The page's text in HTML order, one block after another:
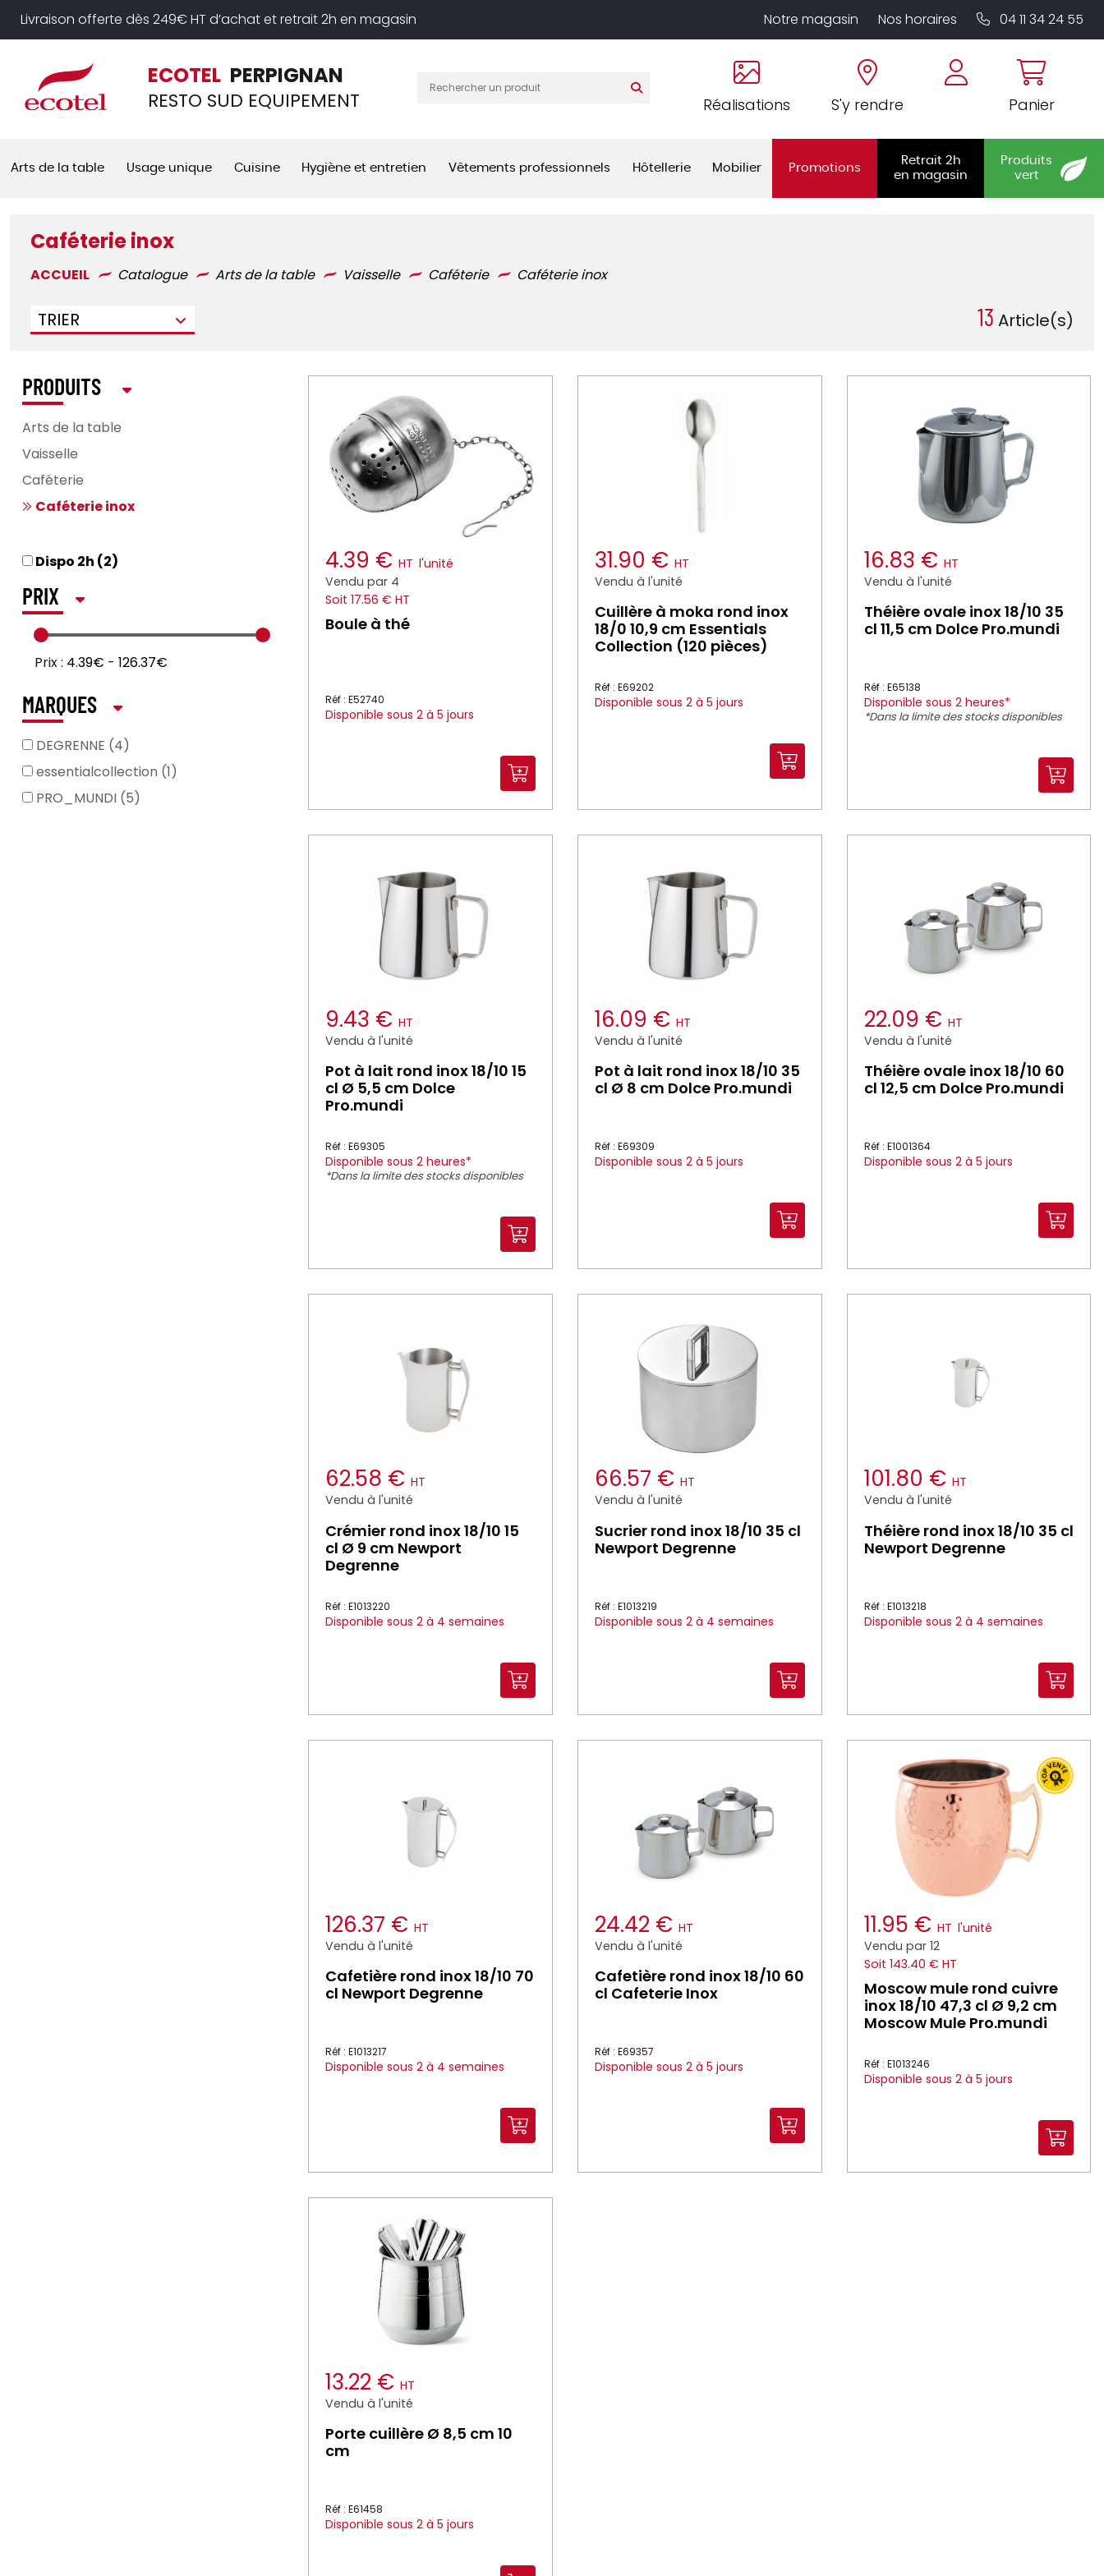
Livraison offerte dès 249€ HT d’achat et retrait 2h en magasin Notre magasin Nos horaires 04 11 34 24 55
ECOTEL PERPIGNAN
RESTO SUD EQUIPEMENT Réalisations S'y rendre Panier
Arts de la table Usage unique Cuisine Hygiène et entretien Vêtements professionnels Hôtellerie Mobilier Promotions
Retrait 2h
en magasin
Produits
vert
Caféterie inox
ACCUEIL Catalogue Arts de la table Vaisselle Caféterie Caféterie inox
TRIER 13 Article(s)
4.39 € HT l'unité
Vendu par 4
Soit 17.56 € HT
Boule à thé
Réf : E52740
Disponible sous 2 à 5 jours
31.90 € HT
Vendu à l'unité
Cuillère à moka rond inox
18/0 10,9 cm Essentials
Collection (120 pièces)
Réf : E69202
Disponible sous 2 à 5 jours
16.83 € HT
Vendu à l'unité
Théière ovale inox 18/10 35
cl 11,5 cm Dolce Pro.mundi
Réf : E65138
Disponible sous 2 heures*
*Dans la limite des stocks disponibles
9.43 € HT
Vendu à l'unité
Pot à lait rond inox 18/10 15
cl Ø 5,5 cm Dolce
Pro.mundi
Réf : E69305
Disponible sous 2 heures*
*Dans la limite des stocks disponibles
16.09 € HT
Vendu à l'unité
Pot à lait rond inox 18/10 35
cl Ø 8 cm Dolce Pro.mundi
Réf : E69309
Disponible sous 2 à 5 jours
22.09 € HT
Vendu à l'unité
Théière ovale inox 18/10 60
cl 12,5 cm Dolce Pro.mundi
Réf : E1001364
Disponible sous 2 à 5 jours
62.58 € HT
Vendu à l'unité
Crémier rond inox 18/10 15
cl Ø 9 cm Newport
Degrenne
Réf : E1013220
Disponible sous 2 à 4 semaines
66.57 € HT
Vendu à l'unité
Sucrier rond inox 18/10 35 cl
Newport Degrenne
Réf : E1013219
Disponible sous 2 à 4 semaines
101.80 € HT
Vendu à l'unité
Théière rond inox 18/10 35 cl
Newport Degrenne
Réf : E1013218
Disponible sous 2 à 4 semaines
126.37 € HT
Vendu à l'unité
Cafetière rond inox 18/10 70
cl Newport Degrenne
Réf : E1013217
Disponible sous 2 à 4 semaines
24.42 € HT
Vendu à l'unité
Cafetière rond inox 18/10 60
cl Cafeterie Inox
Réf : E69357
Disponible sous 2 à 5 jours
11.95 € HT l'unité
Vendu par 12
Soit 143.40 € HT
Moscow mule rond cuivre
inox 18/10 47,3 cl Ø 9,2 cm
Moscow Mule Pro.mundi
Réf : E1013246
Disponible sous 2 à 5 jours
13.22 € HT
Vendu à l'unité
Porte cuillère Ø 8,5 cm 10
cm
Réf : E61458
Disponible sous 2 à 5 jours
PRODUITS
Arts de la table
Vaisselle
Caféterie
Caféterie inox
Dispo 2h (2)
PRIX
Prix : 4.39€ - 126.37€
MARQUES
DEGRENNE (4)
essentialcollection (1)
PRO_MUNDI (5)
Panneau de gestion des cookies